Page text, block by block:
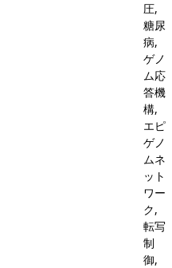
圧,
糖尿
病,
ゲノ
ム応
答機
構,
エピ
ゲノ
ムネ
ット
ワー
ク,
転写
制
御,